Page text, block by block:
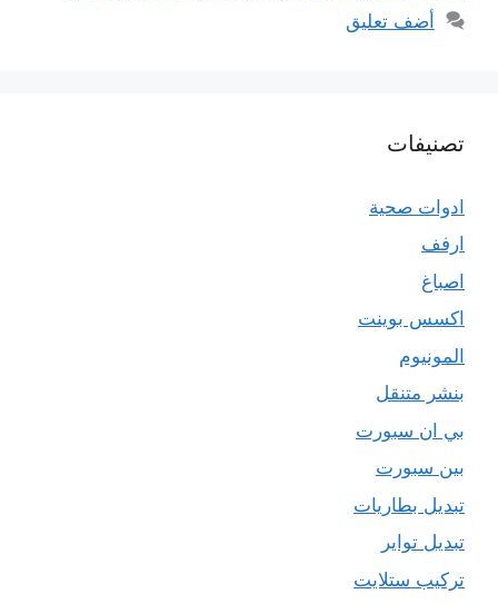
أضف تعليق
تصنيفات
ادوات صحية
ارفف
اصباغ
اكسس بوينت
المونيوم
بنشر متنقل
بي ان سبورت
بين سبورت
تبديل بطاريات
تبديل تواير
تركيب ستلايت